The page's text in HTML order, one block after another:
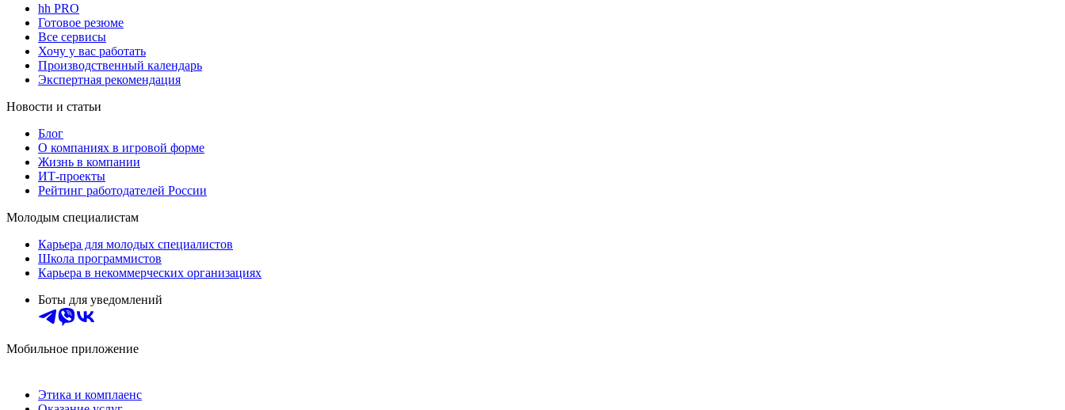
hh PRO
Готовое резюме
Все сервисы
Хочу у вас работать
Производственный календарь
Экспертная рекомендация
Новости и статьи
Блог
О компаниях в игровой форме
Жизнь в компании
ИТ-проекты
Рейтинг работодателей России
Молодым специалистам
Карьера для молодых специалистов
Школа программистов
Карьера в некоммерческих организациях
Боты для уведомлений
Мобильное приложение
Этика и комплаенс